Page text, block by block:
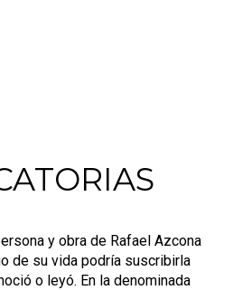
y obra de Rafael Azcona
de su vida podría suscribirla
o leyó. En la denominada